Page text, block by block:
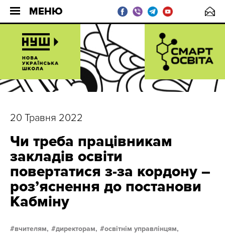
МЕНЮ
20 Травня 2022
Чи треба працівникам
закладів освіти
повертатися з-за кордону –
розʼяснення до постанови
Кабміну
вчителям, директорам,
освітнім управлінцям,